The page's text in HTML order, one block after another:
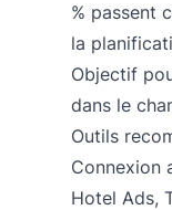
% passent
la
Objectif
dans le
Outils
Connexion
Hotel Ads,